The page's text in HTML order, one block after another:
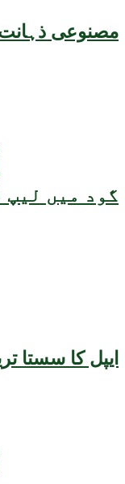
مصنوعی ذہانت کی تیز رفتار پیش رفت 2028
گود میں لیپ
ایپل کا سستا ترین آئی فون 17 ای فروری 2026 میں